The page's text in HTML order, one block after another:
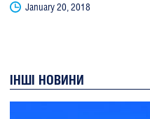
January 20, 2018
ІНШІ НОВИНИ